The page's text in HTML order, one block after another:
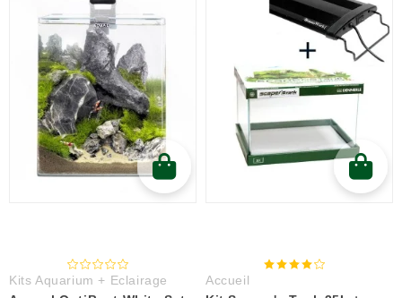
Kits Aquarium + Eclairage
Accueil